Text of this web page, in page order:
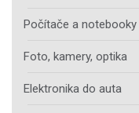
Počítače a notebooky
Foto, kamery, optika
Elektronika do auta